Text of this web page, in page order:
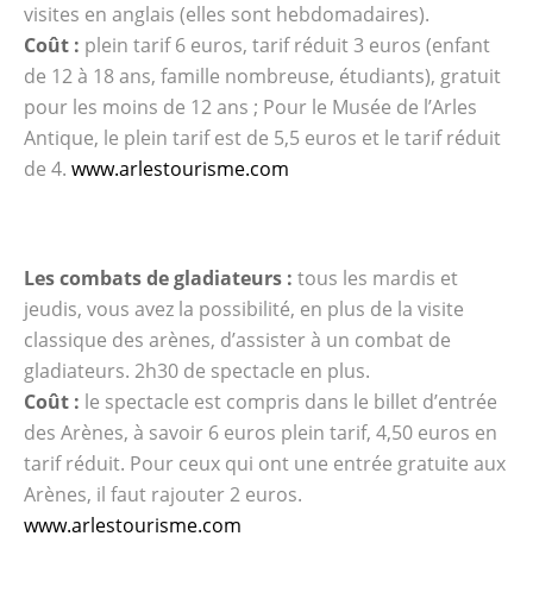
visites en anglais (elles sont hebdomadaires).
Coût : plein tarif 6 euros, tarif réduit 3 euros (enfant
de 12 à 18 ans, famille nombreuse, étudiants), gratuit
pour les moins de 12 ans ; Pour le Musée de l’Arles
Antique, le plein tarif est de 5,5 euros et le tarif réduit
de 4. www.arlestourisme.com
Les combats de gladiateurs : tous les mardis et
jeudis, vous avez la possibilité, en plus de la visite
classique des arènes, d’assister à un combat de
gladiateurs. 2h30 de spectacle en plus.
Coût : le spectacle est compris dans le billet d’entrée
des Arènes, à savoir 6 euros plein tarif, 4,50 euros en
tarif réduit. Pour ceux qui ont une entrée gratuite aux
Arènes, il faut rajouter 2 euros.
www.arlestourisme.com